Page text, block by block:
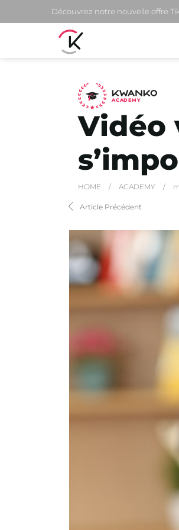
Découvrez notre nouvelle offre
ACADEMY
Vidéo
HOME / ACADEMY /
Article Précédent